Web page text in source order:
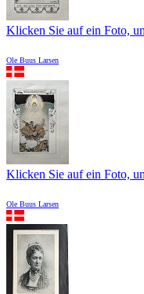
Klicken Sie auf ein Foto,
Ole Buus Larsen
Klicken Sie auf ein Foto,
Ole Buus Larsen